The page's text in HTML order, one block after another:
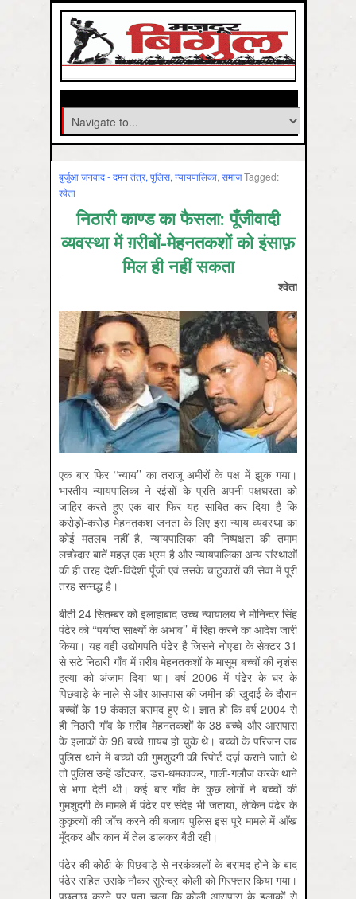
बुर्जुआ जनवाद - दमन तंत्र, पुलिस, न्‍यायपालिका, समाजTagged:
श्‍वेता
निठारी काण्ड का फैसला: पूँजीवादी
व्यवस्था में ग़रीबों-मेहनतकशों को इंसाफ़
मिल ही नहीं सकता
श्वेता
एक बार फिर ‘‘न्याय’’ का तराजू अमीरों के पक्ष में झुक गया।
भारतीय न्यायपालिका ने रईसों के प्रति अपनी पक्षधरता को
जाहिर करते हुए एक बार फिर यह साबित कर दिया है कि
करोड़ों-करोड़ मेहनतकश जनता के लिए इस न्याय व्यवस्था का
कोई मतलब नहीं है, न्यायपालिका की निष्पक्षता की तमाम
लच्छेदार बातें महज़ एक भ्रम है और न्यायपालिका अन्य संस्थाओं
की ही तरह देशी-विदेशी पूँजी एवं उसके चाटुकारों की सेवा में पूरी
तरह सन्नद्ध है।
बीती 24 सितम्बर को इलाहाबाद उच्च न्यायालय ने मोनिन्दर सिंह
पंढेर को ‘‘पर्याप्त साक्ष्यों के अभाव’’ में रिहा करने का आदेश जारी
किया। यह वही उद्योगपति पंढेर है जिसने नोएडा के सेक्टर 31
से सटे निठारी गाँव में ग़रीब मेहनतकशों के मासूम बच्चों की नृशंस
हत्या को अंजाम दिया था। वर्ष 2006 में पंढेर के घर के
पिछवाड़े के नाले से और आसपास की जमीन की खुदाई के दौरान
बच्चों के 19 कंकाल बरामद हुए थे। ज्ञात हो कि वर्ष 2004 से
ही निठारी गाँव के ग़रीब मेहनतकशों के 38 बच्चे और आसपास
के इलाकों के 98 बच्चे ग़ायब हो चुके थे। बच्चों के परिजन जब
पुलिस थाने में बच्चों की गुमशुदगी की रिपोर्ट दर्ज़ कराने जाते थे
तो पुलिस उन्हें डाँटकर, डरा-धमकाकर, गाली-गलौज करके थाने
से भगा देती थी। कई बार गाँव के कुछ लोगों ने बच्चों की
गुमशुदगी के मामले में पंढेर पर संदेह भी जताया, लेकिन पंढेर के
कुकृत्यों की जाँच करने की बजाय पुलिस इस पूरे मामले में आँख
मूँदकर और कान में तेल डालकर बैठी रही।
पंढेर की कोठी के पिछवाड़े से नरकंकालों के बरामद होने के बाद
पंढेर सहित उसके नौकर सुरेन्द्र कोली को गिरफ्तार किया गया।